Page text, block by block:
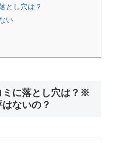
とし穴は？
い
ミに落とし穴は？※
ないの？